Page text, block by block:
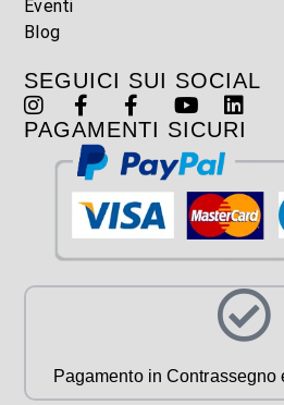
Eventi
Blog
SEGUICI SUI SOCIAL
PAGAMENTI SICURI
Pagamento in